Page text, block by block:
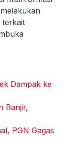
Dampak ke
Banjir,
PGN Gagas